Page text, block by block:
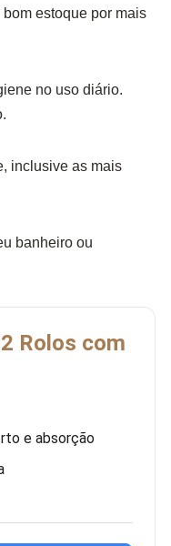
estoque por mais
no uso diário.
inclusive as mais
banheiro ou
Rolos com
e absorção